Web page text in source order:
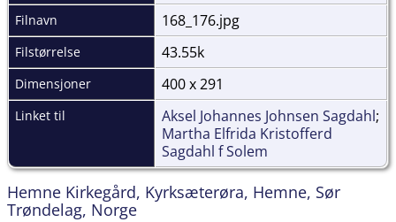
Filnavn 168_176.jpg
Filstørrelse 43.55k
Dimensjoner 400 x 291
Linket til Aksel Johannes Johnsen Sagdahl;
Martha Elfrida Kristofferd
Sagdahl f Solem
Hemne Kirkegård, Kyrksæterøra, Hemne, Sør
Trøndelag, Norge